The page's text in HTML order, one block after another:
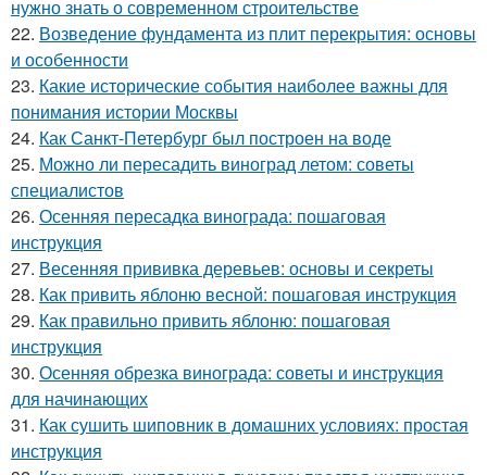
нужно знать о современном строительстве
22. Возведение фундамента из плит перекрытия: основы
и особенности
23. Какие исторические события наиболее важны для
понимания истории Москвы
24. Как Санкт-Петербург был построен на воде
25. Можно ли пересадить виноград летом: советы
специалистов
26. Осенняя пересадка винограда: пошаговая
инструкция
27. Весенняя прививка деревьев: основы и секреты
28. Как привить яблоню весной: пошаговая инструкция
29. Как правильно привить яблоню: пошаговая
инструкция
30. Осенняя обрезка винограда: советы и инструкция
для начинающих
31. Как сушить шиповник в домашних условиях: простая
инструкция